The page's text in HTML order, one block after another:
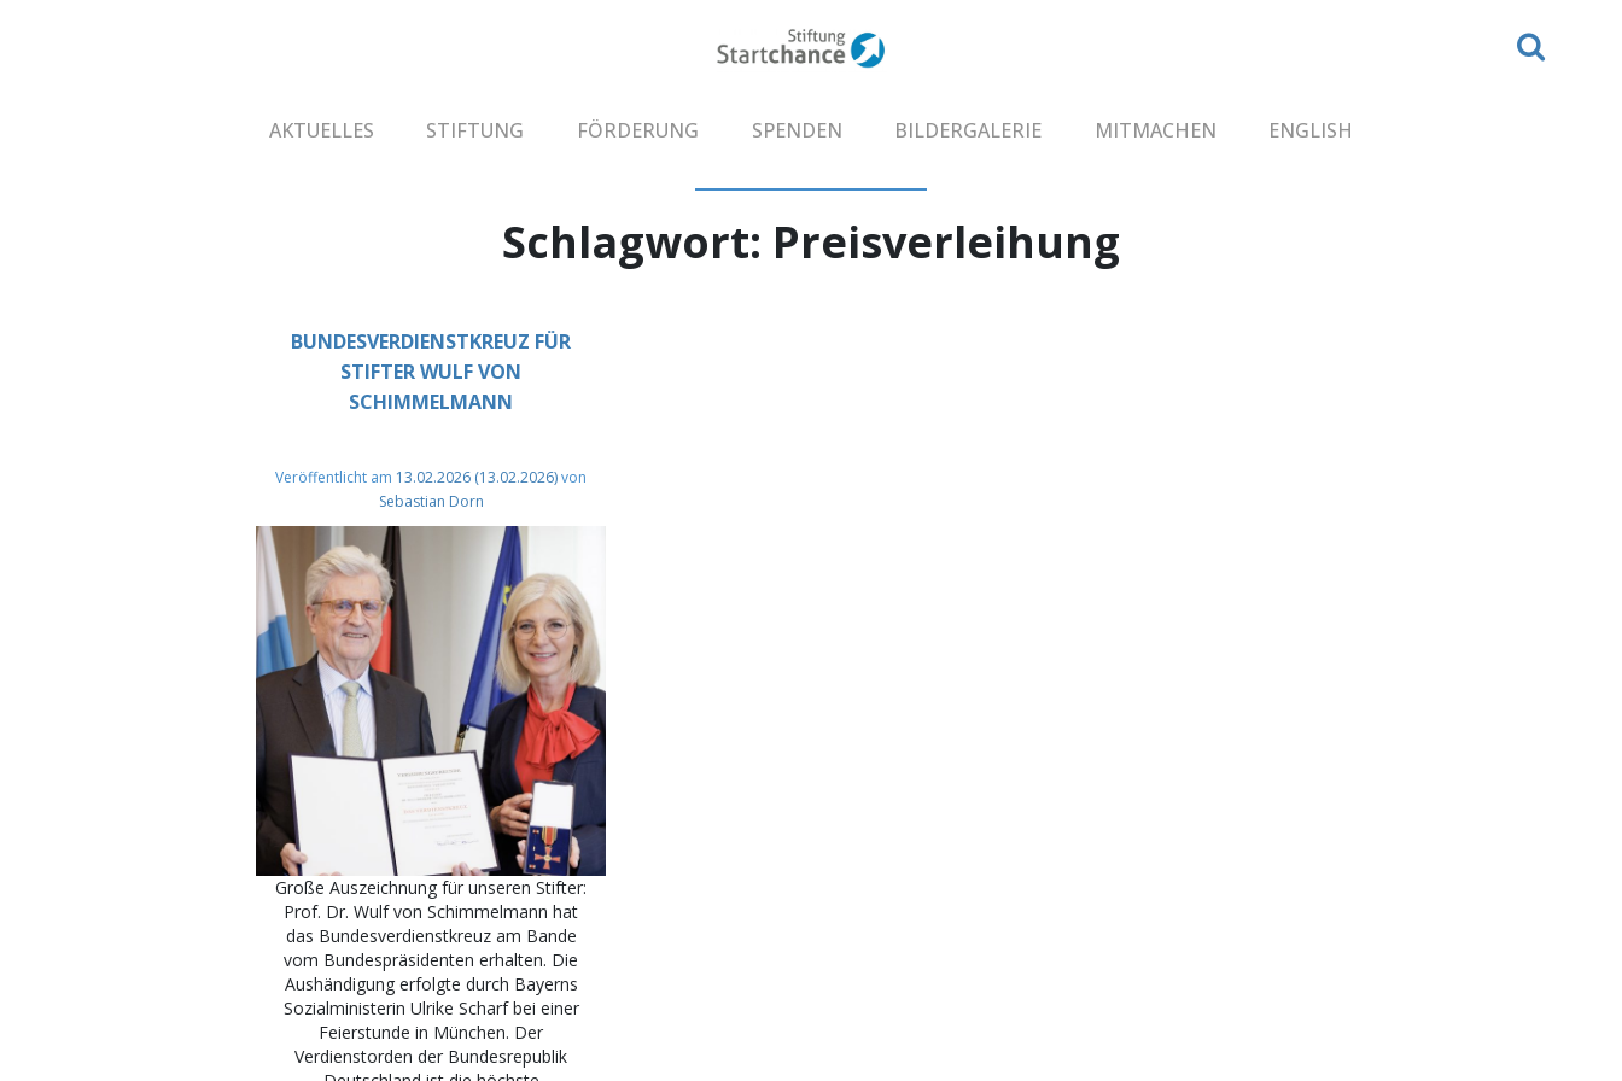
AKTUELLES STIFTUNG FÖRDERUNG SPENDEN BILDERGALERIE MITMACHEN ENGLISH
Schlagwort: Preisverleihung
BUNDESVERDIENSTKREUZ FÜR
STIFTER WULF VON
SCHIMMELMANN
Veröffentlicht am 13.02.2026 (13.02.2026)von
Sebastian Dorn
Große Auszeichnung für unseren Stifter:
Prof. Dr. Wulf von Schimmelmann hat
das Bundesverdienstkreuz am Bande
vom Bundespräsidenten erhalten. Die
Aushändigung erfolgte durch Bayerns
Sozialministerin Ulrike Scharf bei einer
Feierstunde in München. Der
Verdienstorden der Bundesrepublik